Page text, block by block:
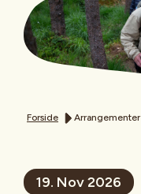
Forside Arrangementer
19. Nov 2026